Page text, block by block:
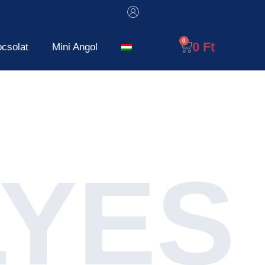
Mini Angol 0 Ft